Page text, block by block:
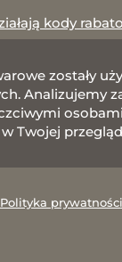
kody
zostały
Analizujemy
Twojej
Polityka prywatności